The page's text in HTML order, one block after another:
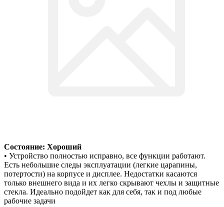
Состояние: Хороший
• Устройство полностью исправно, все функции работают.
Есть небольшие следы эксплуатации (легкие царапины,
потертости) на корпусе и дисплее. Недостатки касаются
только внешнего вида и их легко скрывают чехлы и защитные
стекла. Идеально подойдет как для себя, так и под любые
рабочие задачи